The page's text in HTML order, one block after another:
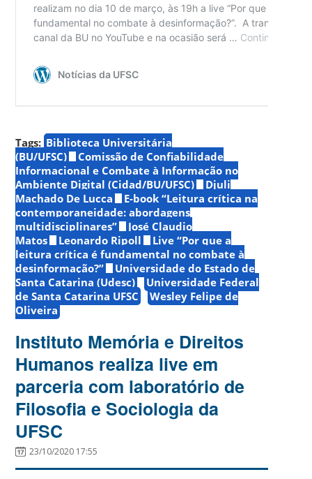
Tags: Biblioteca Universitária
(BU/UFSC)
Comissão de Confiabilidade
Informacional e Combate à Informação no
Ambiente Digital (Cidad/BU/UFSC)
Djuli
Machado De Lucca
E-book “Leitura crítica na
contemporaneidade: abordagens
multidisciplinares”
José Claudio
Matos
Leonardo Ripoll
Live “Por que a
leitura crítica é fundamental no combate à
desinformação?”
Universidade do Estado de
Santa Catarina (Udesc)
Universidade Federal
de Santa Catarina UFSC
Wesley Felipe de
Oliveira
Instituto Memória e Direitos
Humanos realiza live em
parceria com laboratório de
Filosofia e Sociologia da
UFSC
23/10/2020 17:55